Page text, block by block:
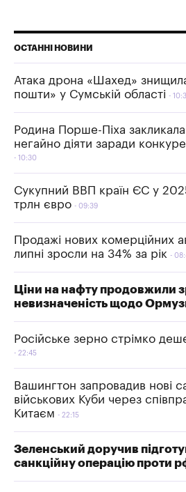
ОСТАННІ НОВИНИ
Атака дрона «Шахед»
пошти» у Сумській області
Родина Порше-Піха
негайно діяти заради
10:30
Сукупний ВВП країн ЄС у
трлн євро
09:39
Продажі нових комерційних
липні зросли на 34% за рік
Ціни на нафту продовжили
невизначеність щодо
Російське зерно стрімко
22:45
Вашингтон запровадив нові
військових Куби через
Китаєм
22:15
Зеленський доручив
санкційну операцію проти